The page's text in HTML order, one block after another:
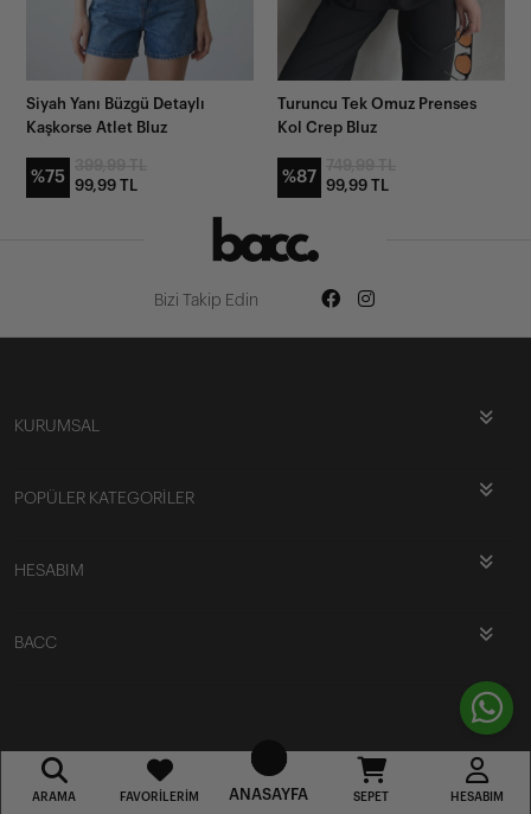
Siyah Yanı Büzgü Detaylı
Kaşkorse Atlet Bluz
%75
99,99 TL
Turuncu Tek Omuz Prenses
Kol Crep Bluz
%87
99,99 TL
Bizi Takip Edin
KURUMSAL
POPÜLER KATEGORİLER
HESABIM
BACC
ARAMA FAVORILERIM ANASAYFA SEPET HESABIM